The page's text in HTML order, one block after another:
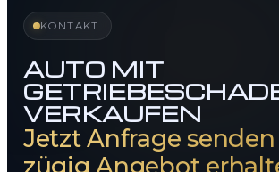
KONTAKT
AUTO MIT
VERKAUFEN
Jetzt Anfrage
zügig Angebot